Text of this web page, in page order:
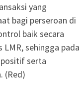
yang
bagi perseroan di
baik secara
sehingga pada
serta
(Red)